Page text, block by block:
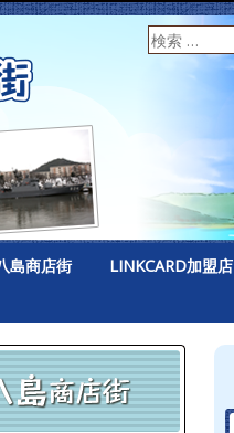
島商店街 LINKCARD加盟店